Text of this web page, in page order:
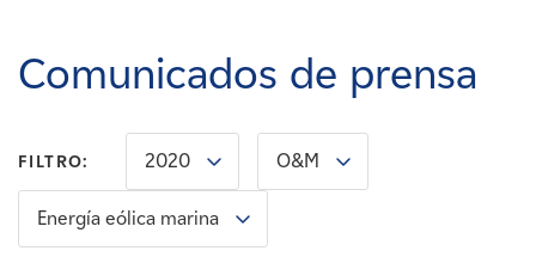
Carreras
Noticias
Contacte con
Comunicados de prensa
FILTRO: 2020 O&M
Energía eólica marina